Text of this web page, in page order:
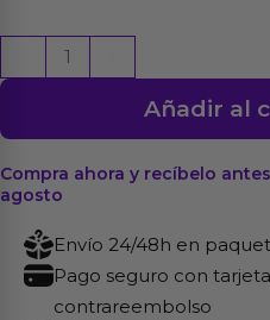
Estimulador
Dedo
USB
Silicona
Negro
cantidad
Añadir al
Compra ahora y recíbelo
agosto
Envío 24/48h en
Pago seguro con
contrareembolso